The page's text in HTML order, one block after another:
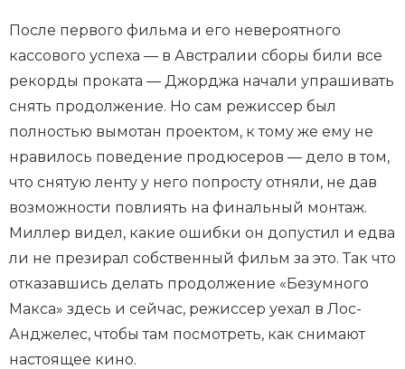
После первого фильма и его невероятного
кассового успеха — в Австралии сборы били все
рекорды проката — Джорджа начали упрашивать
снять продолжение. Но сам режиссер был
полностью вымотан проектом, к тому же ему не
нравилось поведение продюсеров — дело в том,
что снятую ленту у него попросту отняли, не дав
возможности повлиять на финальный монтаж.
Миллер видел, какие ошибки он допустил и едва
ли не презирал собственный фильм за это. Так что
отказавшись делать продолжение «Безумного
Макса» здесь и сейчас, режиссер уехал в Лос-
Анджелес, чтобы там посмотреть, как снимают
настоящее кино.